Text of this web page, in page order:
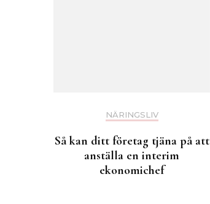
NÄRINGSLIV
Så kan ditt företag tjäna på att
anställa en interim
ekonomichef